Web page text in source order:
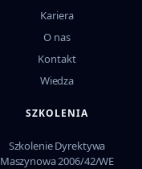
Kariera
O nas
Kontakt
Wiedza
SZKOLENIA
Szkolenie Dyrektywa
Maszynowa 2006/42/WE